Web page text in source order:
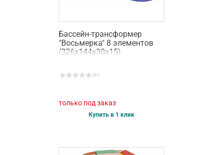
Бассейн-трансформер
"Восьмерка" 8 элементов
(326х144х30х15)
( 0 )
только под заказ
Купить в 1 клик